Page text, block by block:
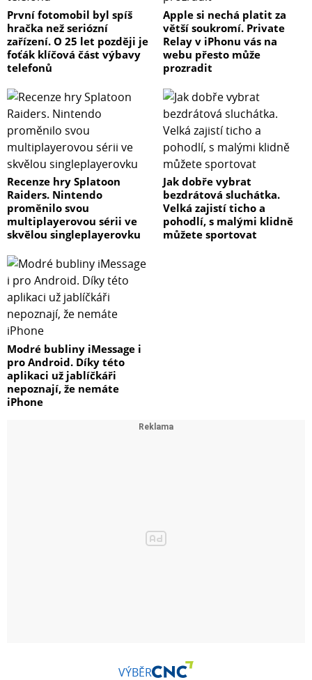
První fotomobil byl spíš
hračka než seriózní
zařízení. O 25 let později je
foťák klíčová část výbavy
telefonů
Apple si nechá platit za
větší soukromí. Private
Relay v iPhonu vás na
webu přesto může
prozradit
Recenze hry Splatoon
Raiders. Nintendo
proměnilo svou
multiplayerovou sérii ve
skvělou singleplayerovku
Jak dobře vybrat
bezdrátová sluchátka.
Velká zajistí ticho a
pohodlí, s malými klidně
můžete sportovat
Modré bubliny iMessage i
pro Android. Díky této
aplikaci už jablíčkáři
nepoznají, že nemáte
iPhone
VÝBĚR